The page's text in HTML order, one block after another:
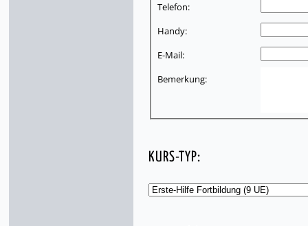
Telefon:
Handy:
E-Mail:
Bemerkung:
KURS-TYP: